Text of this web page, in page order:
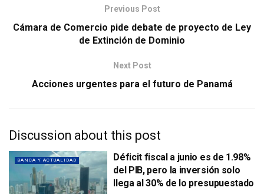
Previous Post
Cámara de Comercio pide debate de proyecto de Ley
de Extinción de Dominio
Next Post
Acciones urgentes para el futuro de Panamá
Discussion about this post
BANCA Y ACTUALIDAD
Déficit fiscal a junio es de 1.98%
del PIB, pero la inversión solo
llega al 30% de lo presupuestado